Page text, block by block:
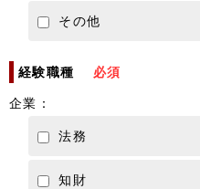
その他
経験職種
必須
企業：
法務
知財